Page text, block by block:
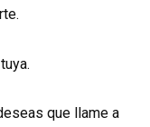
que llame a